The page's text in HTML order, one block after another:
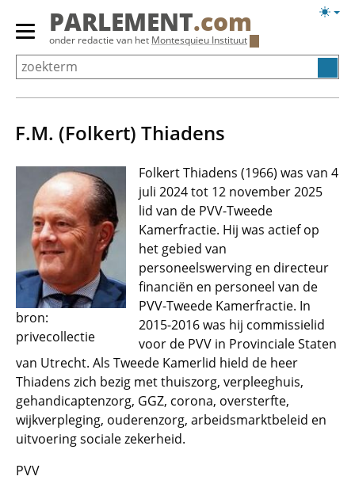
Overslaan
Primair
menu
tonen/verbergen
PARLEMENT.com
onder redactie van het Montesquieu Instituut
F.M. (Folkert) Thiadens
bron:
privecollectie
Folkert Thiadens (1966) was van 4
juli 2024 tot 12 november 2025
lid van de PVV-Tweede
Kamerfractie. Hij was actief op
het gebied van
personeelswerving en directeur
financiën en personeel van de
PVV-Tweede Kamerfractie. In
2015-2016 was hij commissielid
voor de PVV in Provinciale Staten
van Utrecht. Als Tweede Kamerlid hield de heer
Thiadens zich bezig met thuiszorg, verpleeghuis,
gehandicaptenzorg, GGZ, corona, oversterfte,
wijkverpleging, ouderenzorg, arbeidsmarktbeleid en
uitvoering sociale zekerheid.
PVV